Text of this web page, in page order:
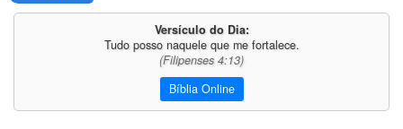
Versículo do Dia:
Tudo posso naquele que me fortalece.
(Filipenses 4:13)
Bíblia Online